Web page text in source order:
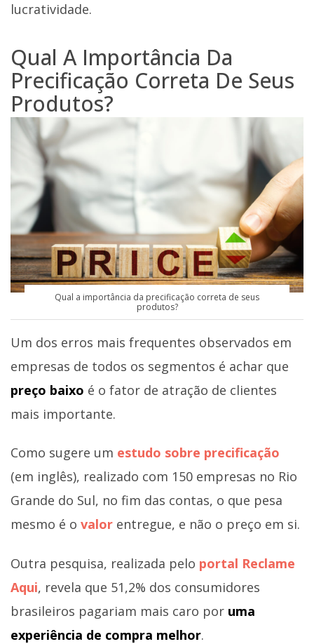
lucratividade.
Qual A Importância Da
Precificação Correta De Seus
Produtos?
Qual a importância da precificação correta de seus
produtos?
Um dos erros mais frequentes observados em
empresas de todos os segmentos é achar que
preço baixo é o fator de atração de clientes
mais importante.
Como sugere um estudo sobre precificação
(em inglês), realizado com 150 empresas no Rio
Grande do Sul, no fim das contas, o que pesa
mesmo é o valor entregue, e não o preço em si.
Outra pesquisa, realizada pelo portal Reclame
Aqui, revela que 51,2% dos consumidores
brasileiros pagariam mais caro por uma
experiência de compra melhor.